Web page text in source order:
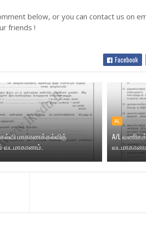
below, or you can contact us on
friends !
Facebook
மாகாணக்கல்வித்
AL
A/L